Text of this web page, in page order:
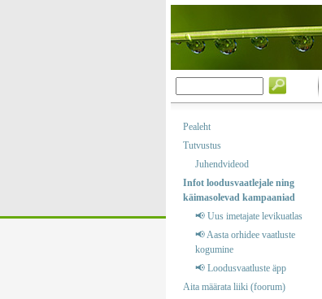
Pealeht
Tutvustus
Juhendvideod
Infot loodusvaatlejale ning
käimasolevad kampaaniad
📢 Uus imetajate levikuatlas
📢 Aasta orhidee vaatluste
kogumine
📢 Loodusvaatluste äpp
Aita määrata liiki (foorum)